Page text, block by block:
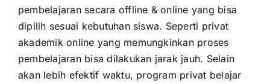
pembelajaran secara offline & online yang bisa
dipilih sesuai kebutuhan siswa. Seperti privat
akademik online yang memungkinkan proses
pembelajaran bisa dilakukan jarak jauh. Selain
akan lebih efektif waktu, program privat belajar